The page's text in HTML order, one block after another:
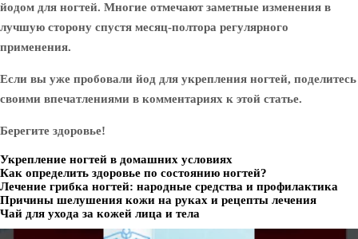
йодом для ногтей. Многие отмечают заметные изменения в
лучшую сторону спустя месяц-полтора регулярного
применения.
Если вы уже пробовали йод для укрепления ногтей, поделитесь
своими впечатлениями в комментариях к этой статье.
Берегите здоровье!
Укрепление ногтей в домашних условиях
Как определить здоровье по состоянию ногтей?
Лечение грибка ногтей: народные средства и профилактика
Причины шелушения кожи на руках и рецепты лечения
Чай для ухода за кожей лица и тела